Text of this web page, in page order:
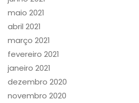
maio 2021
abril 2021
março 2021
fevereiro 2021
janeiro 2021
dezembro 2020
novembro 2020